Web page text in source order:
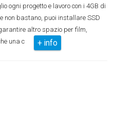
ogni progetto e lavoro con i 4GB di
non bastano, puoi installare SSD
altro spazio per film,
una c
+ info